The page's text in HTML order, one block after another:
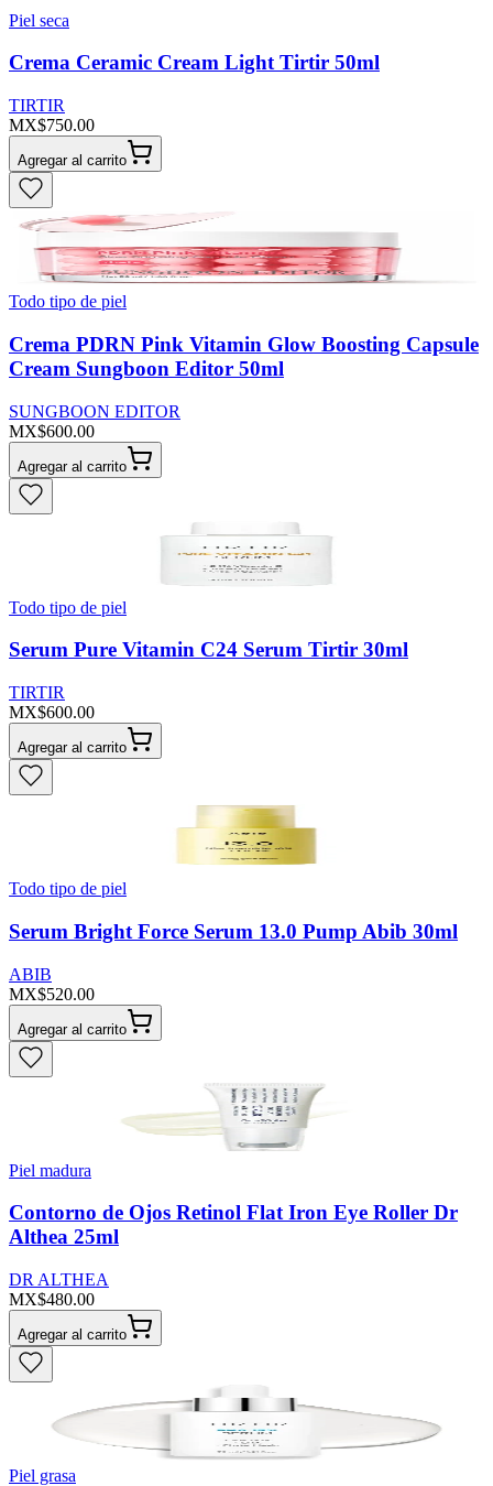
Piel seca
Crema Ceramic Cream Light Tirtir 50ml
TIRTIR
MX$750.00
Agregar al carrito
Todo tipo de piel
Crema PDRN Pink Vitamin Glow Boosting Capsule
Cream Sungboon Editor 50ml
SUNGBOON EDITOR
MX$600.00
Agregar al carrito
Todo tipo de piel
Serum Pure Vitamin C24 Serum Tirtir 30ml
TIRTIR
MX$600.00
Agregar al carrito
Todo tipo de piel
Serum Bright Force Serum 13.0 Pump Abib 30ml
ABIB
MX$520.00
Agregar al carrito
Piel madura
Contorno de Ojos Retinol Flat Iron Eye Roller Dr
Althea 25ml
DR ALTHEA
MX$480.00
Agregar al carrito
Piel grasa